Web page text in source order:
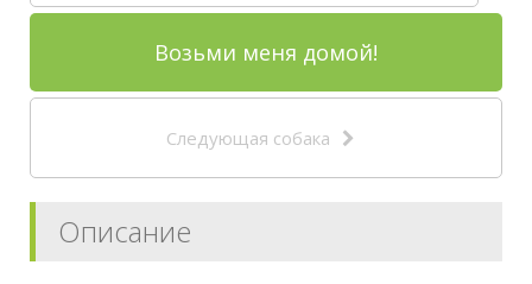
Возьми меня домой!
Следующая собака
Описание